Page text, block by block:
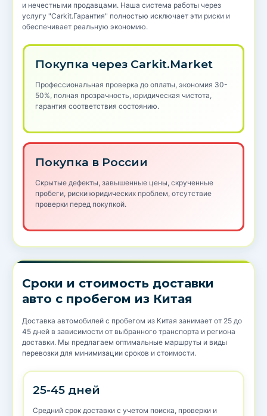
и нечестными продавцами. Наша система работы через
услугу "Carkit.Гарантия" полностью исключает эти риски и
обеспечивает реальную экономию.
Покупка через Carkit.Market
Профессиональная проверка до оплаты, экономия 30-
50%, полная прозрачность, юридическая чистота,
гарантия соответствия состоянию.
Покупка в России
Скрытые дефекты, завышенные цены, скрученные
пробеги, риски юридических проблем, отсутствие
проверки перед покупкой.
Сроки и стоимость доставки
авто с пробегом из Китая
Доставка автомобилей с пробегом из Китая занимает от 25 до
45 дней в зависимости от выбранного транспорта и региона
доставки. Мы предлагаем оптимальные маршруты и виды
перевозки для минимизации сроков и стоимости.
25-45 дней
Средний срок доставки с учетом поиска, проверки и